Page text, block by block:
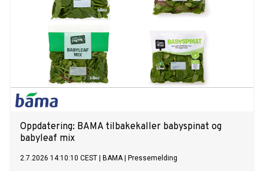
Oppdatering: BAMA tilbakekaller babyspinat og
babyleaf mix
2.7.2026 14:10:10 CEST BAMA| Pressemelding